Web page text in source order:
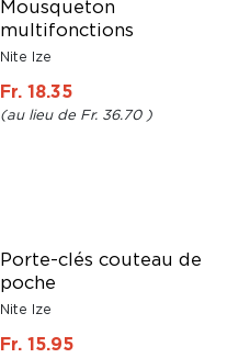
Mousqueton
multifonctions
Nite Ize
Fr. 18.35
Fr. 36.70
Porte-clés couteau de
poche
Nite Ize
Fr. 15.95